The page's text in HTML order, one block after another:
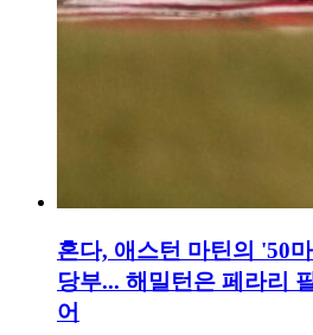
혼다, 애스턴 마틴의 '50
당부... 해밀턴은 페라리
어